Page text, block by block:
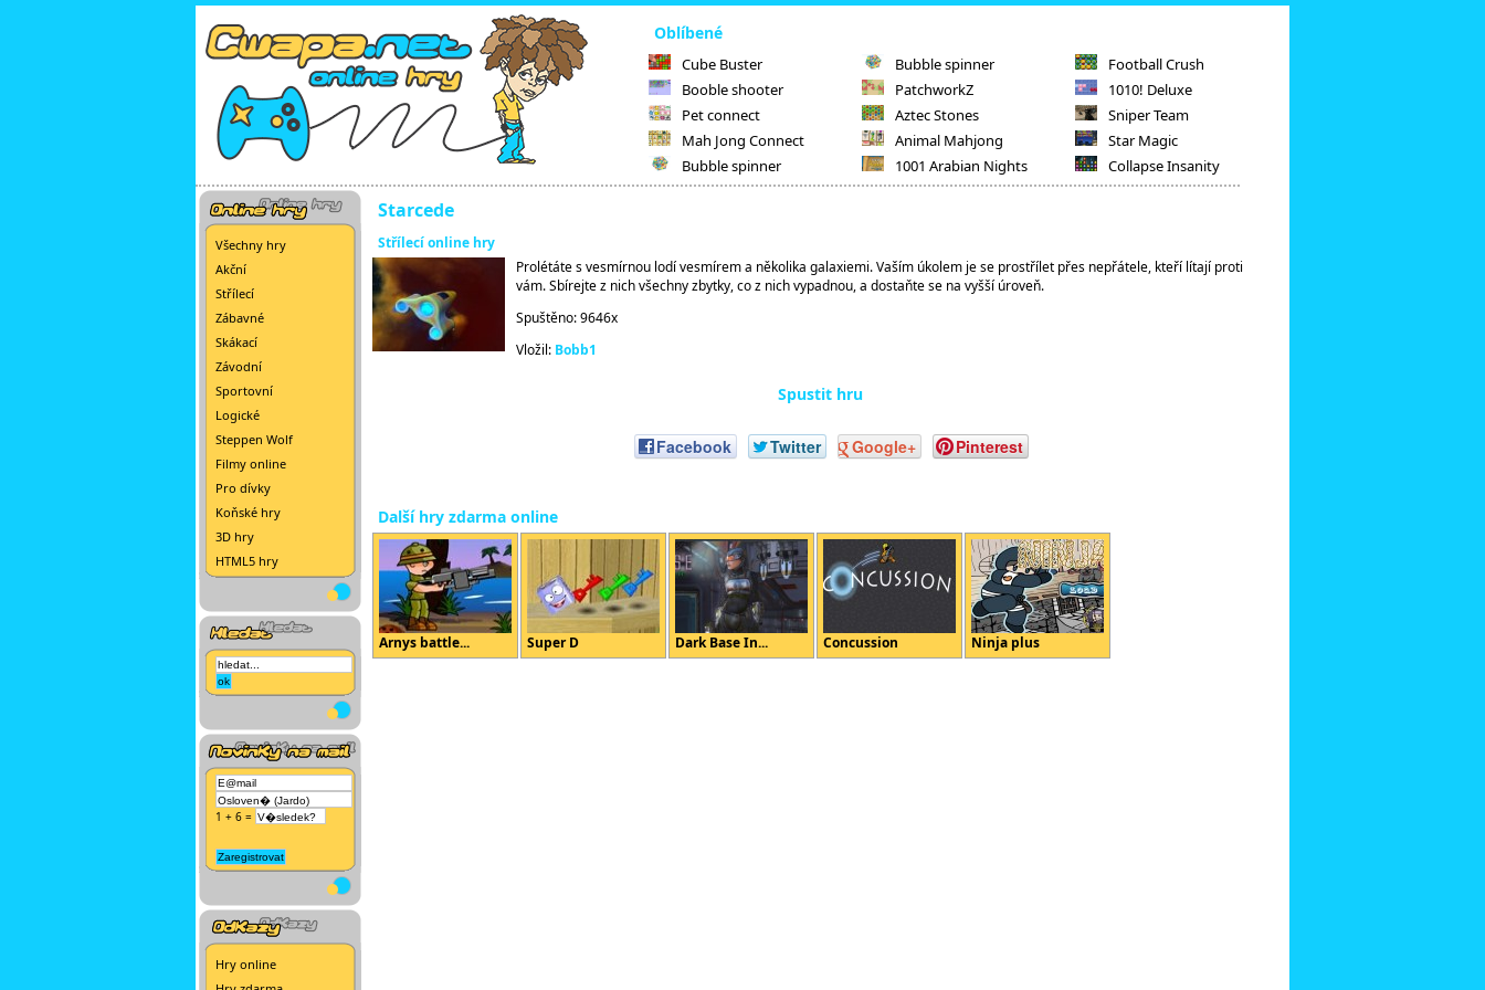
Oblíbené
Cube Buster
Booble shooter
Pet connect
Mah Jong Connect
Bubble spinner
Bubble spinner
PatchworkZ
Aztec Stones
Animal Mahjong
1001 Arabian Nights
Football Crush
1010! Deluxe
Sniper Team
Star Magic
Collapse Insanity
Všechny hry
Akční
Střílecí
Zábavné
Skákací
Závodní
Sportovní
Logické
Steppen Wolf
Filmy online
Pro dívky
Koňské hry
3D hry
HTML5 hry
1 + 6 =
Hry online
Starcede
Střílecí online hry
Prolétáte s vesmírnou lodí vesmírem a několika galaxiemi. Vaším úkolem je se prostřílet přes nepřátele, kteří lítají proti
vám. Sbírejte z nich všechny zbytky, co z nich vypadnou, a dostaňte se na vyšší úroveň.
Spuštěno: 9646x
Vložil: Bobb1
Spustit hru
Facebook Twitter Google+ Pinterest
Další hry zdarma online
Arnys battle... Super D Dark Base In... Concussion Ninja plus